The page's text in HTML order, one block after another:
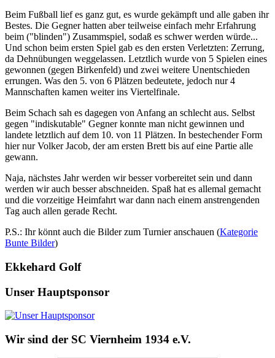
Beim Fußball lief es ganz gut, es wurde gekämpft und alle gaben ihr
Bestes. Die Gegner hatten aber teilweise einfach mehr Erfahrung
beim ("blinden") Zusammspiel, sodaß es schwer werden würde...
Und schon beim ersten Spiel gab es den ersten Verletzten: Zerrung,
da Dehnübungen weggelassen. Letztlich wurde von 5 Spielen eines
gewonnen (gegen Birkenfeld) und zwei weitere Unentschieden
errungen. Was den 5. von 6 Plätzen bedeutete, jedoch nur 4
Mannschaften kamen weiter ins Viertelfinale.
Beim Schach sah es dagegen von Anfang an schlecht aus. Selbst
gegen "indiskutable" Gegner konnte man nicht gewinnen und
landete letztlich auf dem 10. von 11 Plätzen. In bestechender Form
hier nur Volker Jacob, der am ersten Brett bis auf eine Partie alle
gewann.
Naja, nächstes Jahr werden wir besser vorbereitet sein und dann
werden wir auch besser abschneiden. Spaß hat es allemal gemacht
und die vorzeitige Heimfahrt war dann nach einem anstrengenden
Tag auch allen gerade Recht.
P.S.: Ihr könnt auch die Bilder zum Turnier anschauen (Kategorie
Bunte Bilder)
Ekkehard Golf
Unser Hauptsponsor
Wir sind der SC Viernheim 1934 e.V.